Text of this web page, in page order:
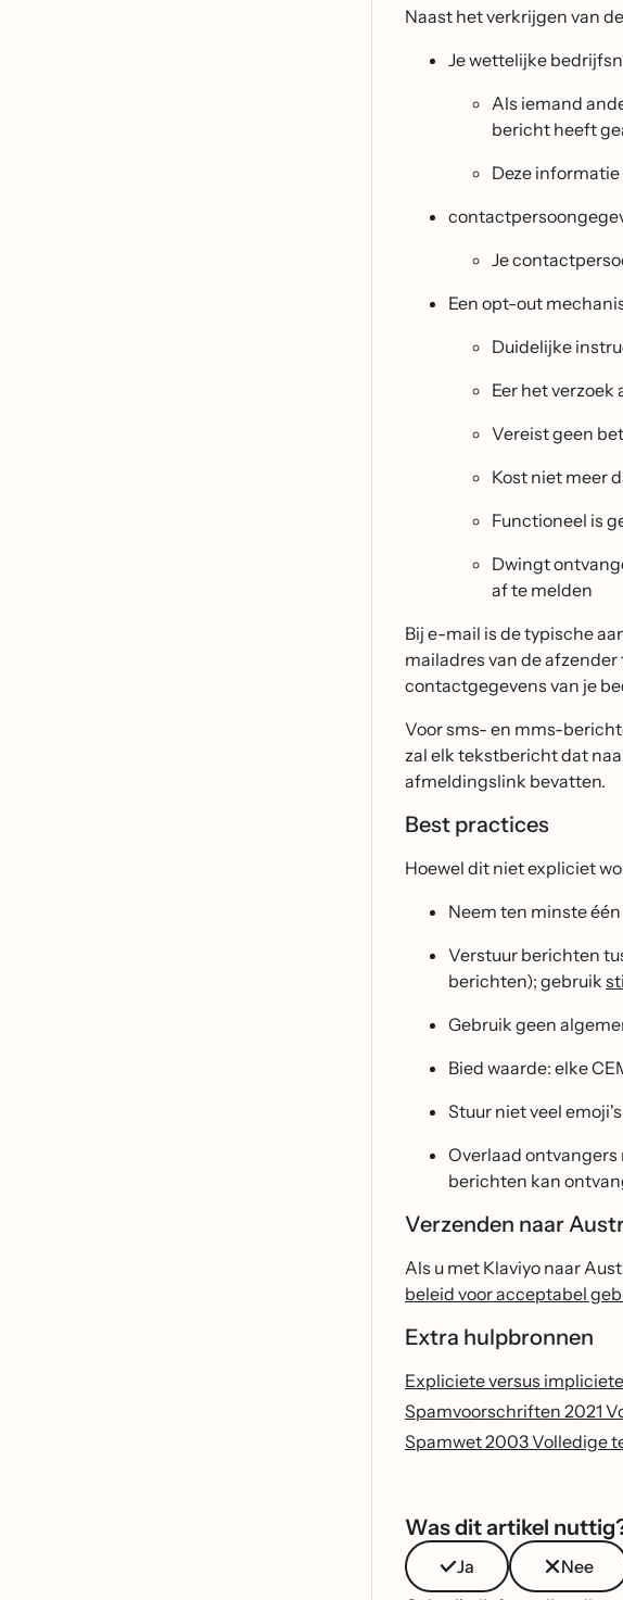
Naast het verkrijgen van
Je wettelijke
Als iemand
bericht heeft
Deze
Je
Een opt-out
Duidelijke
Eer het
Vereist geen
Kost niet meer
Functioneel is
Dwingt
af te melden
Bij e-mail is de typische
mailadres van de
contactgegevens van je
Voor sms- en mms-
zal elk tekstbericht dat
afmeldingslink bevatten.
Best practices
Hoewel dit niet expliciet
Neem ten minste
Verstuur berichten
berichten); gebruik
Gebruik geen
Bied waarde: elke
Stuur niet veel
Overlaad
berichten kan
Verzenden naar
Als u met Klaviyo naar
beleid voor acceptabel
Extra hulpbronnen
Expliciete versus
Spamvoorschriften 2021
Spamwet 2003 Volledige
Was dit artikel
Ja
Nee